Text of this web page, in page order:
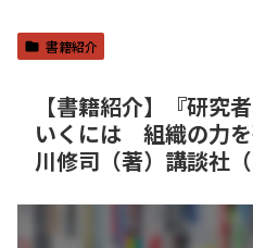
書籍紹介
【書籍紹介】『研究
いくには 組織の力
川修司（著）講談社（